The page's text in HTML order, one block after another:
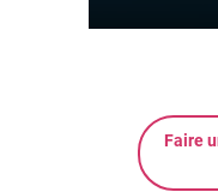
Faire